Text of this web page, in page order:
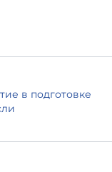
в подготовке